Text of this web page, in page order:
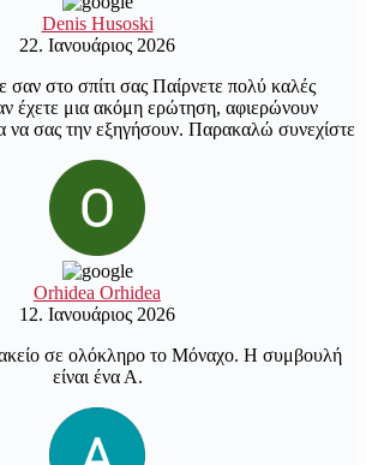
Denis Husoski
22. Ιανουάριος 2026
σαν στο σπίτι σας Παίρνετε πολύ καλές
έχετε μια ακόμη ερώτηση, αφιερώνουν
να σας την εξηγήσουν. Παρακαλώ συνεχίστε
Orhidea Orhidea
12. Ιανουάριος 2026
σε ολόκληρο το Μόναχο. Η συμβουλή
είναι ένα Α.